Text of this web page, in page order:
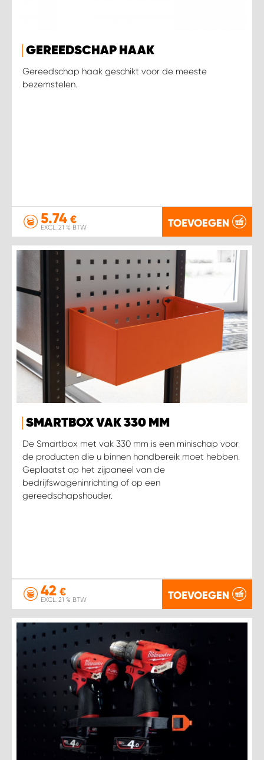
GEREEDSCHAP HAAK
Gereedschap haak geschikt voor de meeste
bezemstelen.
5.74 €
EXCL. 21 % BTW TOEVOEGEN
SMARTBOX VAK 330 MM
De Smartbox met vak 330 mm is een minischap voor
de producten die u binnen handbereik moet hebben.
Geplaatst op het zijpaneel van de
bedrijfswageninrichting of op een
gereedschapshouder.
42 €
EXCL. 21 % BTW TOEVOEGEN